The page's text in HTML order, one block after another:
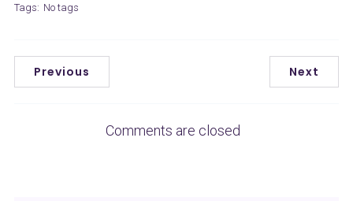
Tags: No tags
Previous Next
Comments are closed